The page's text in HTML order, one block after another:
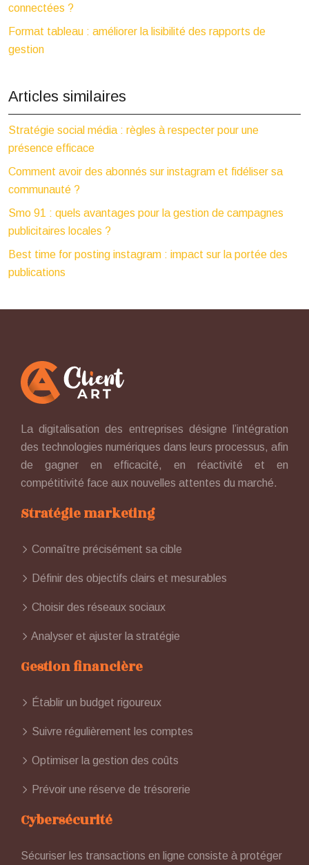
connectées ?
Format tableau : améliorer la lisibilité des rapports de
gestion
Articles similaires
Stratégie social média : règles à respecter pour une
présence efficace
Comment avoir des abonnés sur instagram et fidéliser sa
communauté ?
Smo 91 : quels avantages pour la gestion de campagnes
publicitaires locales ?
Best time for posting instagram : impact sur la portée des
publications
La digitalisation des entreprises désigne l’intégration
des technologies numériques dans leurs processus, afin
de gagner en efficacité, en réactivité et en
compétitivité face aux nouvelles attentes du marché.
Stratégie marketing
Connaître précisément sa cible
Définir des objectifs clairs et mesurables
Choisir des réseaux sociaux
Analyser et ajuster la stratégie
Gestion financière
Établir un budget rigoureux
Suivre régulièrement les comptes
Optimiser la gestion des coûts
Prévoir une réserve de trésorerie
Cybersécurité
Sécuriser les transactions en ligne consiste à protéger